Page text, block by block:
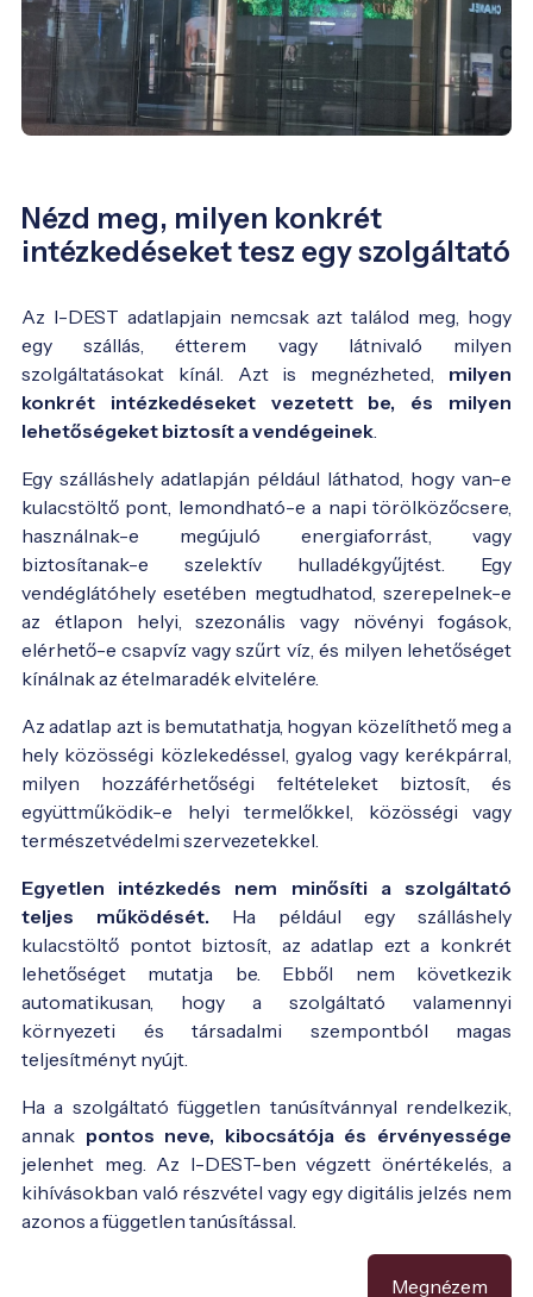
Nézd meg, milyen konkrét
intézkedéseket tesz egy szolgáltató
Az I-DEST adatlapjain nemcsak azt találod meg, hogy
egy szállás, étterem vagy látnivaló milyen
szolgáltatásokat kínál. Azt is megnézheted, milyen
konkrét intézkedéseket vezetett be, és milyen
lehetőségeket biztosít a vendégeinek
Egy szálláshely adatlapján például láthatod, hogy van-e
kulacstöltő pont, lemondható-e a napi törölközőcsere,
használnak-e megújuló energiaforrást, vagy
biztosítanak-e szelektív hulladékgyűjtést. Egy
vendéglátóhely esetében megtudhatod, szerepelnek-e
az étlapon helyi, szezonális vagy növényi fogások,
elérhető-e csapvíz vagy szűrt víz, és milyen lehetőséget
kínálnak az ételmaradék elvitelére.
Az adatlap azt is bemutathatja, hogyan közelíthető meg a
hely közösségi közlekedéssel, gyalog vagy kerékpárral,
milyen hozzáférhetőségi feltételeket biztosít, és
együttműködik-e helyi termelőkkel, közösségi vagy
természetvédelmi szervezetekkel.
Egyetlen intézkedés nem minősíti a szolgáltató
teljes működését. Ha például egy szálláshely
kulacstöltő pontot biztosít, az adatlap ezt a konkrét
lehetőséget mutatja be. Ebből nem következik
automatikusan, hogy a szolgáltató valamennyi
környezeti és társadalmi szempontból magas
teljesítményt nyújt.
Ha a szolgáltató független tanúsítvánnyal rendelkezik,
annak pontos neve, kibocsátója és érvényessége
jelenhet meg. Az I-DEST-ben végzett önértékelés, a
kihívásokban való részvétel vagy egy digitális jelzés nem
azonos a független tanúsítással.
Megnézem